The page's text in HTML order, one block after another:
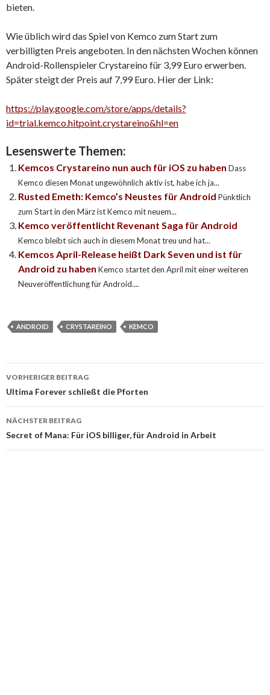
bieten.
Wie üblich wird das Spiel von Kemco zum Start zum
verbilligten Preis angeboten. In den nächsten Wochen können
Android-Rollenspieler Crystareino für 3,99 Euro erwerben.
Später steigt der Preis auf 7,99 Euro. Hier der Link:
https://play.google.com/store/apps/details?
id=trial.kemco.hitpoint.crystareino&hl=en
Lesenswerte Themen:
Kemcos Crystareino nun auch für iOS zu haben Dass
Kemco diesen Monat ungewöhnlich aktiv ist, habe ich ja...
Rusted Emeth: Kemco’s Neustes für Android Pünktlich
zum Start in den März ist Kemco mit neuem...
Kemco veröffentlicht Revenant Saga für Android
Kemco bleibt sich auch in diesem Monat treu und hat...
Kemcos April-Release heißt Dark Seven und ist für
Android zu haben Kemco startet den April mit einer weiteren
Neuveröffentlichung für Android....
ANDROID CRYSTAREINO KEMCO
Beitragsnavigation
VORHERIGER BEITRAG
Ultima Forever schließt die Pforten
NÄCHSTER BEITRAG
Secret of Mana: Für iOS billiger, für Android in Arbeit